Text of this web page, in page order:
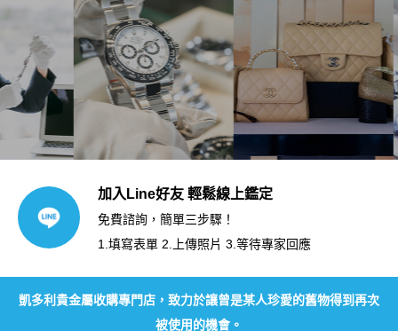
加入Line好友 輕鬆線上鑑定
免費諮詢，簡單三步驟！
1.填寫表單 2.上傳照片 3.等待專家回應
凱多利貴金屬收購專門店，致力於讓曾是某人珍愛的舊物得到再次
被使用的機會。